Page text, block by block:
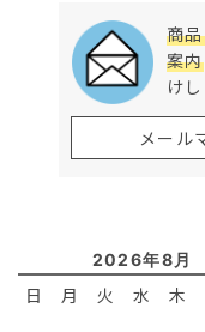
商
案内
け
メール
2026年8月
日 月 火 水 木